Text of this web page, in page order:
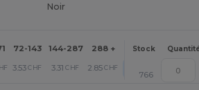
Noir
72-143 144-287 288 + Plus
Stock
3.53 CHF 3.31 CHF 2.85 CHF
766